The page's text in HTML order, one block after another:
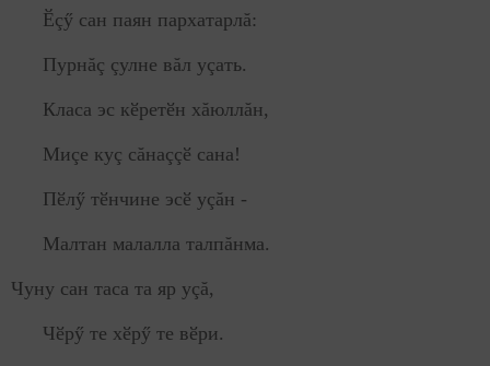
Ӗçӳ сан паян пархатарлă:
Пурнăç çулне вăл уçать.
Класа эс кӗретӗн хăюллăн,
Миçе куç сăнаççӗ сана!
Пӗлӳ тӗнчине эсӗ уçăн -
Малтан малалла талпăнма.
Чуну сан таса та яр уçă,
Чӗрӳ те хӗрӳ те вӗри.